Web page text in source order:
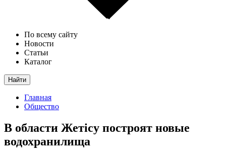
По всему сайту
Новости
Статьи
Каталог
Найти
Главная
Общество
В области Жетісу построят новые
водохранилища